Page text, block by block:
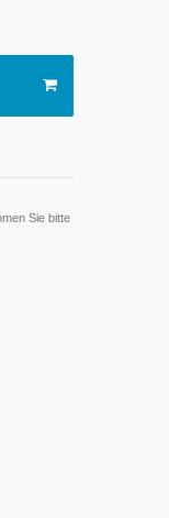
Sie bitte